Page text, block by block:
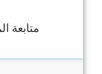
متابعة